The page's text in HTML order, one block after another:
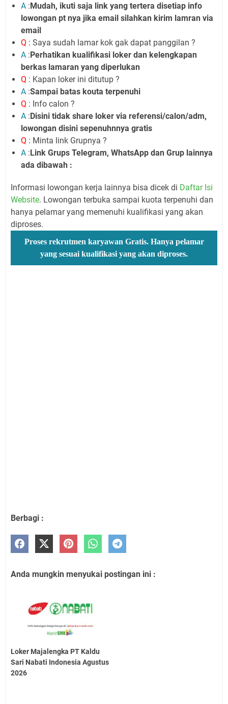
A :Mudah, ikuti saja link yang tertera disetiap info
lowongan pt nya jika email silahkan kirim lamran via
email
Q : Saya sudah lamar kok gak dapat panggilan ?
A :Perhatikan kualifikasi loker dan kelengkapan
berkas lamaran yang diperlukan
Q : Kapan loker ini ditutup ?
A :Sampai batas kouta terpenuhi
Q : Info calon ?
A :Disini tidak share loker via referensi/calon/adm,
lowongan disini sepenuhnnya gratis
Q : Minta link Grupnya ?
A :Link Grups Telegram, WhatsApp dan Grup lainnya
ada dibawah :
Informasi lowongan kerja lainnya bisa dicek di Daftar Isi
Website. Lowongan terbuka sampai kuota terpenuhi dan
hanya pelamar yang memenuhi kualifikasi yang akan
diproses.
Proses rekrutmen karyawan Gratis. Hanya pelamar
yang sesuai kualifikasi yang akan diproses.
Berbagi :
Anda mungkin menyukai postingan ini :
Loker Majalengka PT Kaldu
Sari Nabati Indonesia Agustus
2026